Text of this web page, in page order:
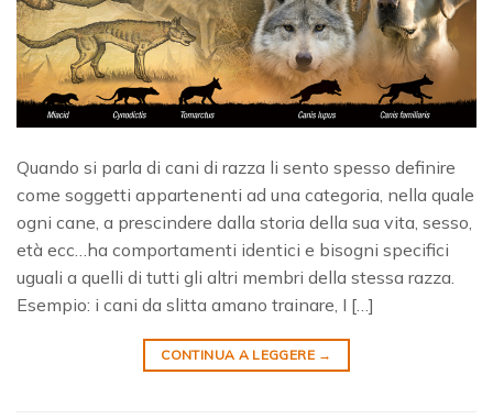
Quando si parla di cani di razza li sento spesso definire
come soggetti appartenenti ad una categoria, nella quale
ogni cane, a prescindere dalla storia della sua vita, sesso,
età ecc…ha comportamenti identici e bisogni specifici
uguali a quelli di tutti gli altri membri della stessa razza.
Esempio: i cani da slitta amano trainare, I […]
CONTINUA A LEGGERE →